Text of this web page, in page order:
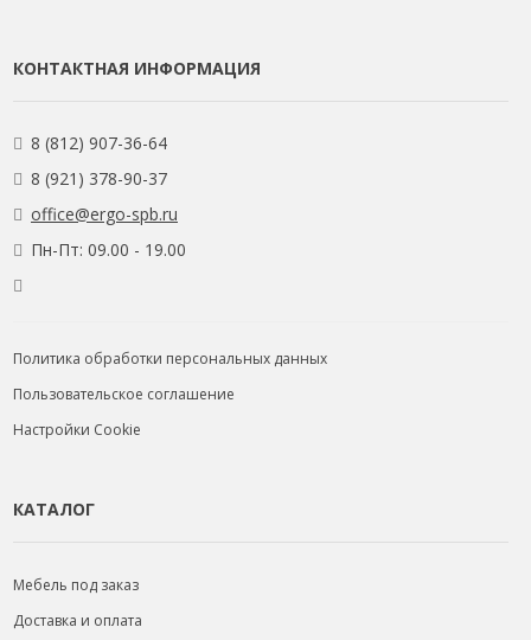
КОНТАКТНАЯ ИНФОРМАЦИЯ
8 (812) 907-36-64
8 (921) 378-90-37
office@ergo-spb.ru
Пн-Пт: 09.00 - 19.00
Политика обработки персональных данных
Пользовательское соглашение
Настройки Cookie
КАТАЛОГ
Мебель под заказ
Доставка и оплата